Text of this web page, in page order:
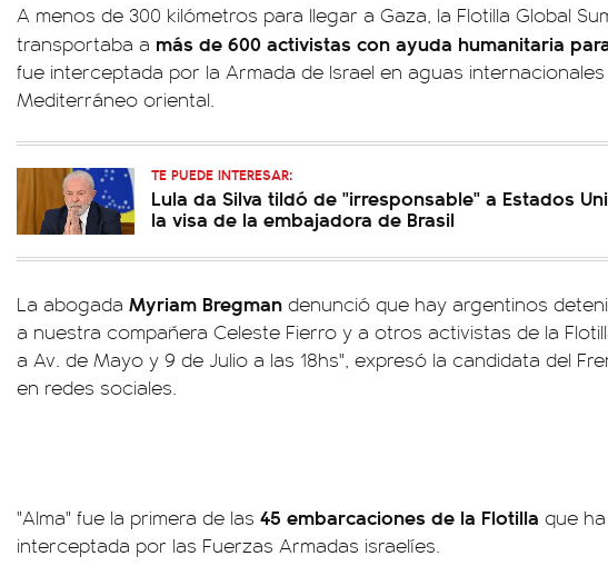
A menos de 300 kilómetros para llegar a Gaza, la Flotilla Global
transportaba a más de 600 activistas con ayuda humanitaria
fue interceptada por la Armada de Israel en aguas internacionales
Mediterráneo oriental.
TE PUEDE INTERESAR:
Lula da Silva tildó de "irresponsable" a Estados
la visa de la embajadora de Brasil
La abogada Myriam Bregman denunció que hay argentinos
a nuestra compañera Celeste Fierro y a otros activistas de la
a Av. de Mayo y 9 de Julio a las 18hs", expresó la candidata del
en redes sociales.
"Alma" fue la primera de las 45 embarcaciones de la Flotilla que
interceptada por las Fuerzas Armadas israelíes.